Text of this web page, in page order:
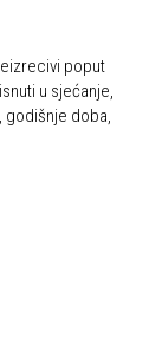
poput
u sjećanje,
godišnje doba,